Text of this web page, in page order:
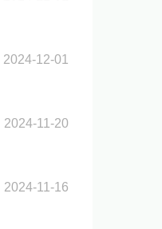
2024-12-01
2024-11-20
2024-11-16